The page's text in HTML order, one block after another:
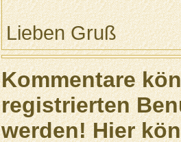
Lieben Gruß
Kommentare
registrierten
werden! Hier